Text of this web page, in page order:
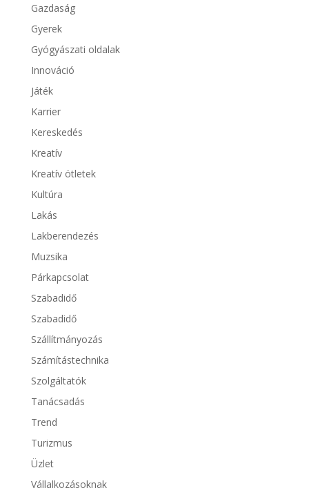
Gazdaság
Gyerek
Gyógyászati oldalak
Innováció
Játék
Karrier
Kereskedés
Kreatív
Kreatív ötletek
Kultúra
Lakás
Lakberendezés
Muzsika
Párkapcsolat
Szabadidő
Szabadidő
Szállítmányozás
Számítástechnika
Szolgáltatók
Tanácsadás
Trend
Turizmus
Üzlet
Vállalkozásoknak